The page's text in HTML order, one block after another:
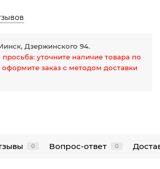
Дзержинского 94.
уточните наличие товара по
заказ с методом доставки
0 Вопрос-ответ 0